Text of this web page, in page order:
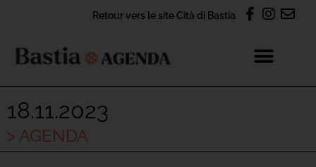
Retour vers le site Cità di Bastia
18.11.2023
> AGENDA